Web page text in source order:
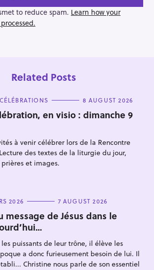
to reduce spam. Learn how your
Related Posts
8 AUGUST 2026
en visio : dimanche 9
à venir célébrer lors de la Rencontre
des textes de la liturgie du jour,
et images.
2026 7 AUGUST 2026
message de Jésus dans le
puissants de leur trône, il élève les
a donc furieusement besoin de lui. Il
Christine nous parle de son essentiel